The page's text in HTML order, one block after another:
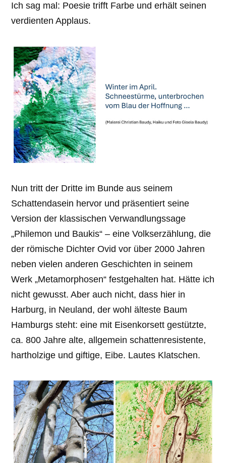
Ich sag mal: Poesie trifft Farbe und erhält seinen
verdienten Applaus.
Nun tritt der Dritte im Bunde aus seinem
Schattendasein hervor und präsentiert seine
Version der klassischen Verwandlungssage
„Philemon und Baukis“ – eine Volkserzählung, die
der römische Dichter Ovid vor über 2000 Jahren
neben vielen anderen Geschichten in seinem
Werk „Metamorphosen“ festgehalten hat. Hätte ich
nicht gewusst. Aber auch nicht, dass hier in
Harburg, in Neuland, der wohl älteste Baum
Hamburgs steht: eine mit Eisenkorsett gestützte,
ca. 800 Jahre alte, allgemein schattenresistente,
hartholzige und giftige, Eibe. Lautes Klatschen.